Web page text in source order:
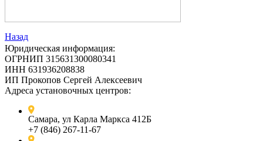
Назад
Юридическая информация:
ОГРНИП 315631300080341
ИНН 631936208838
ИП Прокопов Сергей Алексеевич
Адреса установочных центров:
Самара, ул Карла Маркса 412Б
+7 (846) 267-11-67